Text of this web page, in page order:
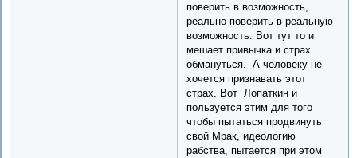
поверить в возможность,
реально поверить в реальную
возможность. Вот тут то и
мешает привычка и страх
обмануться. А человеку не
хочется признавать этот
страх. Вот Лопаткин и
пользуется этим для того
чтобы пытаться продвинуть
свой Мрак, идеологию
рабства, пытается при этом